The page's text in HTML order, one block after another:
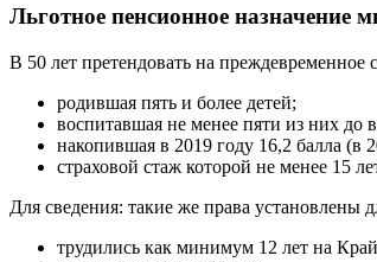
Льготное пенсионное назначение
В 50 лет претендовать на
родившая пять и более детей;
воспитавшая не менее пяти из них до
накопившая в 2019 году 16,2 балла (в
страховой стаж которой не менее 15
Для сведения: такие же права установлены
трудились как минимум 12 лет на